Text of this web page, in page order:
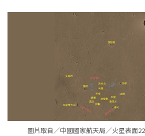
圖片取自／中國國家航天局／火星表面